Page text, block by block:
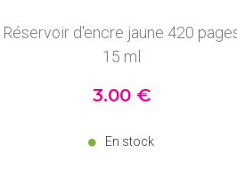
Réservoir d'encre jaune 420
15 ml
3.00 €
En stock